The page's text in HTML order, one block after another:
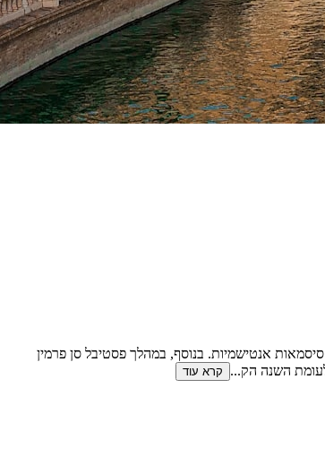
בברצלונה הוטרדה על ידי המון ששר סיסמאות אנטישמיות. בנוסף, במהלך פסטיבל סן פרמין
... קרא עוד